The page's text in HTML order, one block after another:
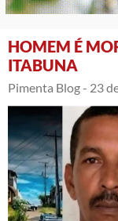
HOMEM É
ITABUNA
Pimenta Blog - 23